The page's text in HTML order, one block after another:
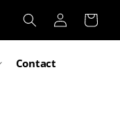
Log
in
Cart
Contact